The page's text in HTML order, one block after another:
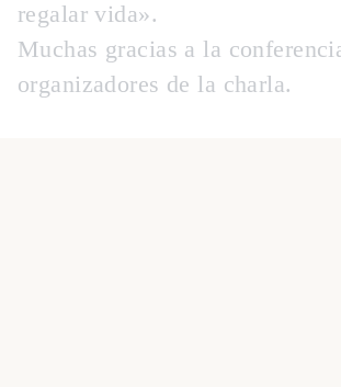
regalar vida».
Muchas gracias a la
organizadores de la charla.